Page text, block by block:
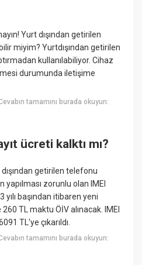
Yurt dışından getirilen
miyim? Yurtdışından getirilen
kullanılabiliyor. Cihaz
durumunda iletişime
tamamını burada okuyun:
ücreti kalktı mı?
getirilen telefonu
zorunlu olan IMEI
yılı başından itibaren yeni
TL maktu ÖİV alınacak. IMEI
TL'ye çıkarıldı.
tamamını burada okuyun: